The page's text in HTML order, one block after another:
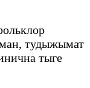
тудыжымат
тыге